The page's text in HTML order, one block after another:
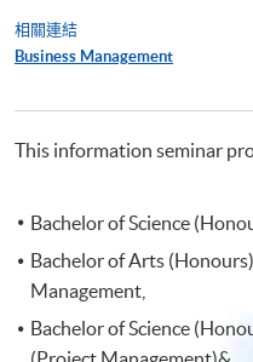
相關連結
Business Management
This information seminar
Bachelor of Science
Bachelor of Arts
Management,
Bachelor of Science